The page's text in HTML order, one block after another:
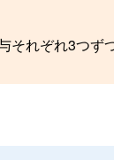
それぞれ3つず